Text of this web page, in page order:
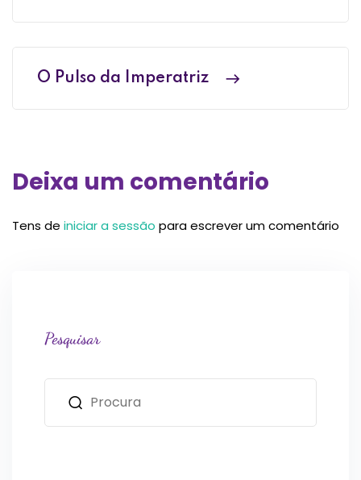
O Pulso da Imperatriz
Deixa um comentário
Tens de iniciar a sessão para escrever um comentário
Pesquisar